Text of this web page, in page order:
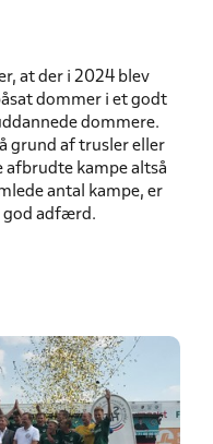
at der i 2024 blev
dommer i et godt
dommere.
grund af trusler eller
afbrudte kampe altså
antal kampe, er
god adfærd.